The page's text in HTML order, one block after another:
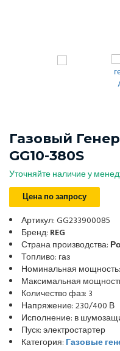
Газовый
GG10-380S
Уточняйте наличие у
Цена по запросу
Артикул: GG233900085
Бренд: REG
Страна производства:
Топливо: газ
Номинальная
Максимальная
Количество фаз: 3
Напряжение: 230/400 В
Исполнение: в
Пуск: электростартер
Категория: Газовые